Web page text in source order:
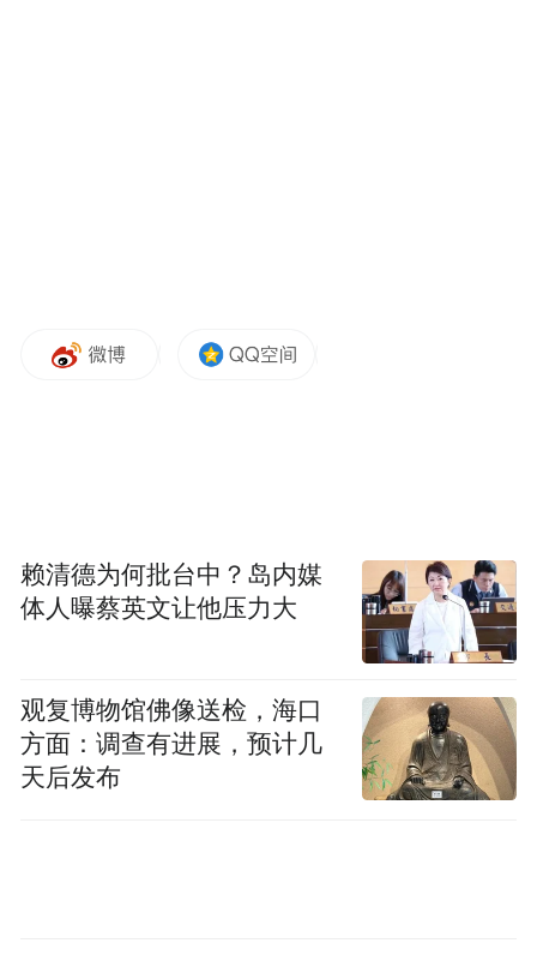
赖清德为何批台中？岛内媒
体人曝蔡英文让他压力大
观复博物馆佛像送检，海口
方面：调查有进展，预计几
天后发布